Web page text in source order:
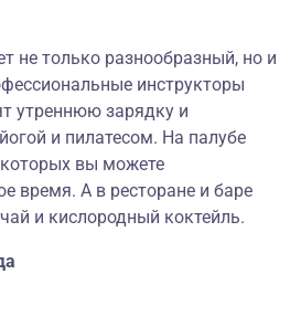
не только разнообразный, но и
инструкторы
утреннюю зарядку и
и пилатесом. На палубе
вы можете
время. А в ресторане и баре
и кислородный коктейль.